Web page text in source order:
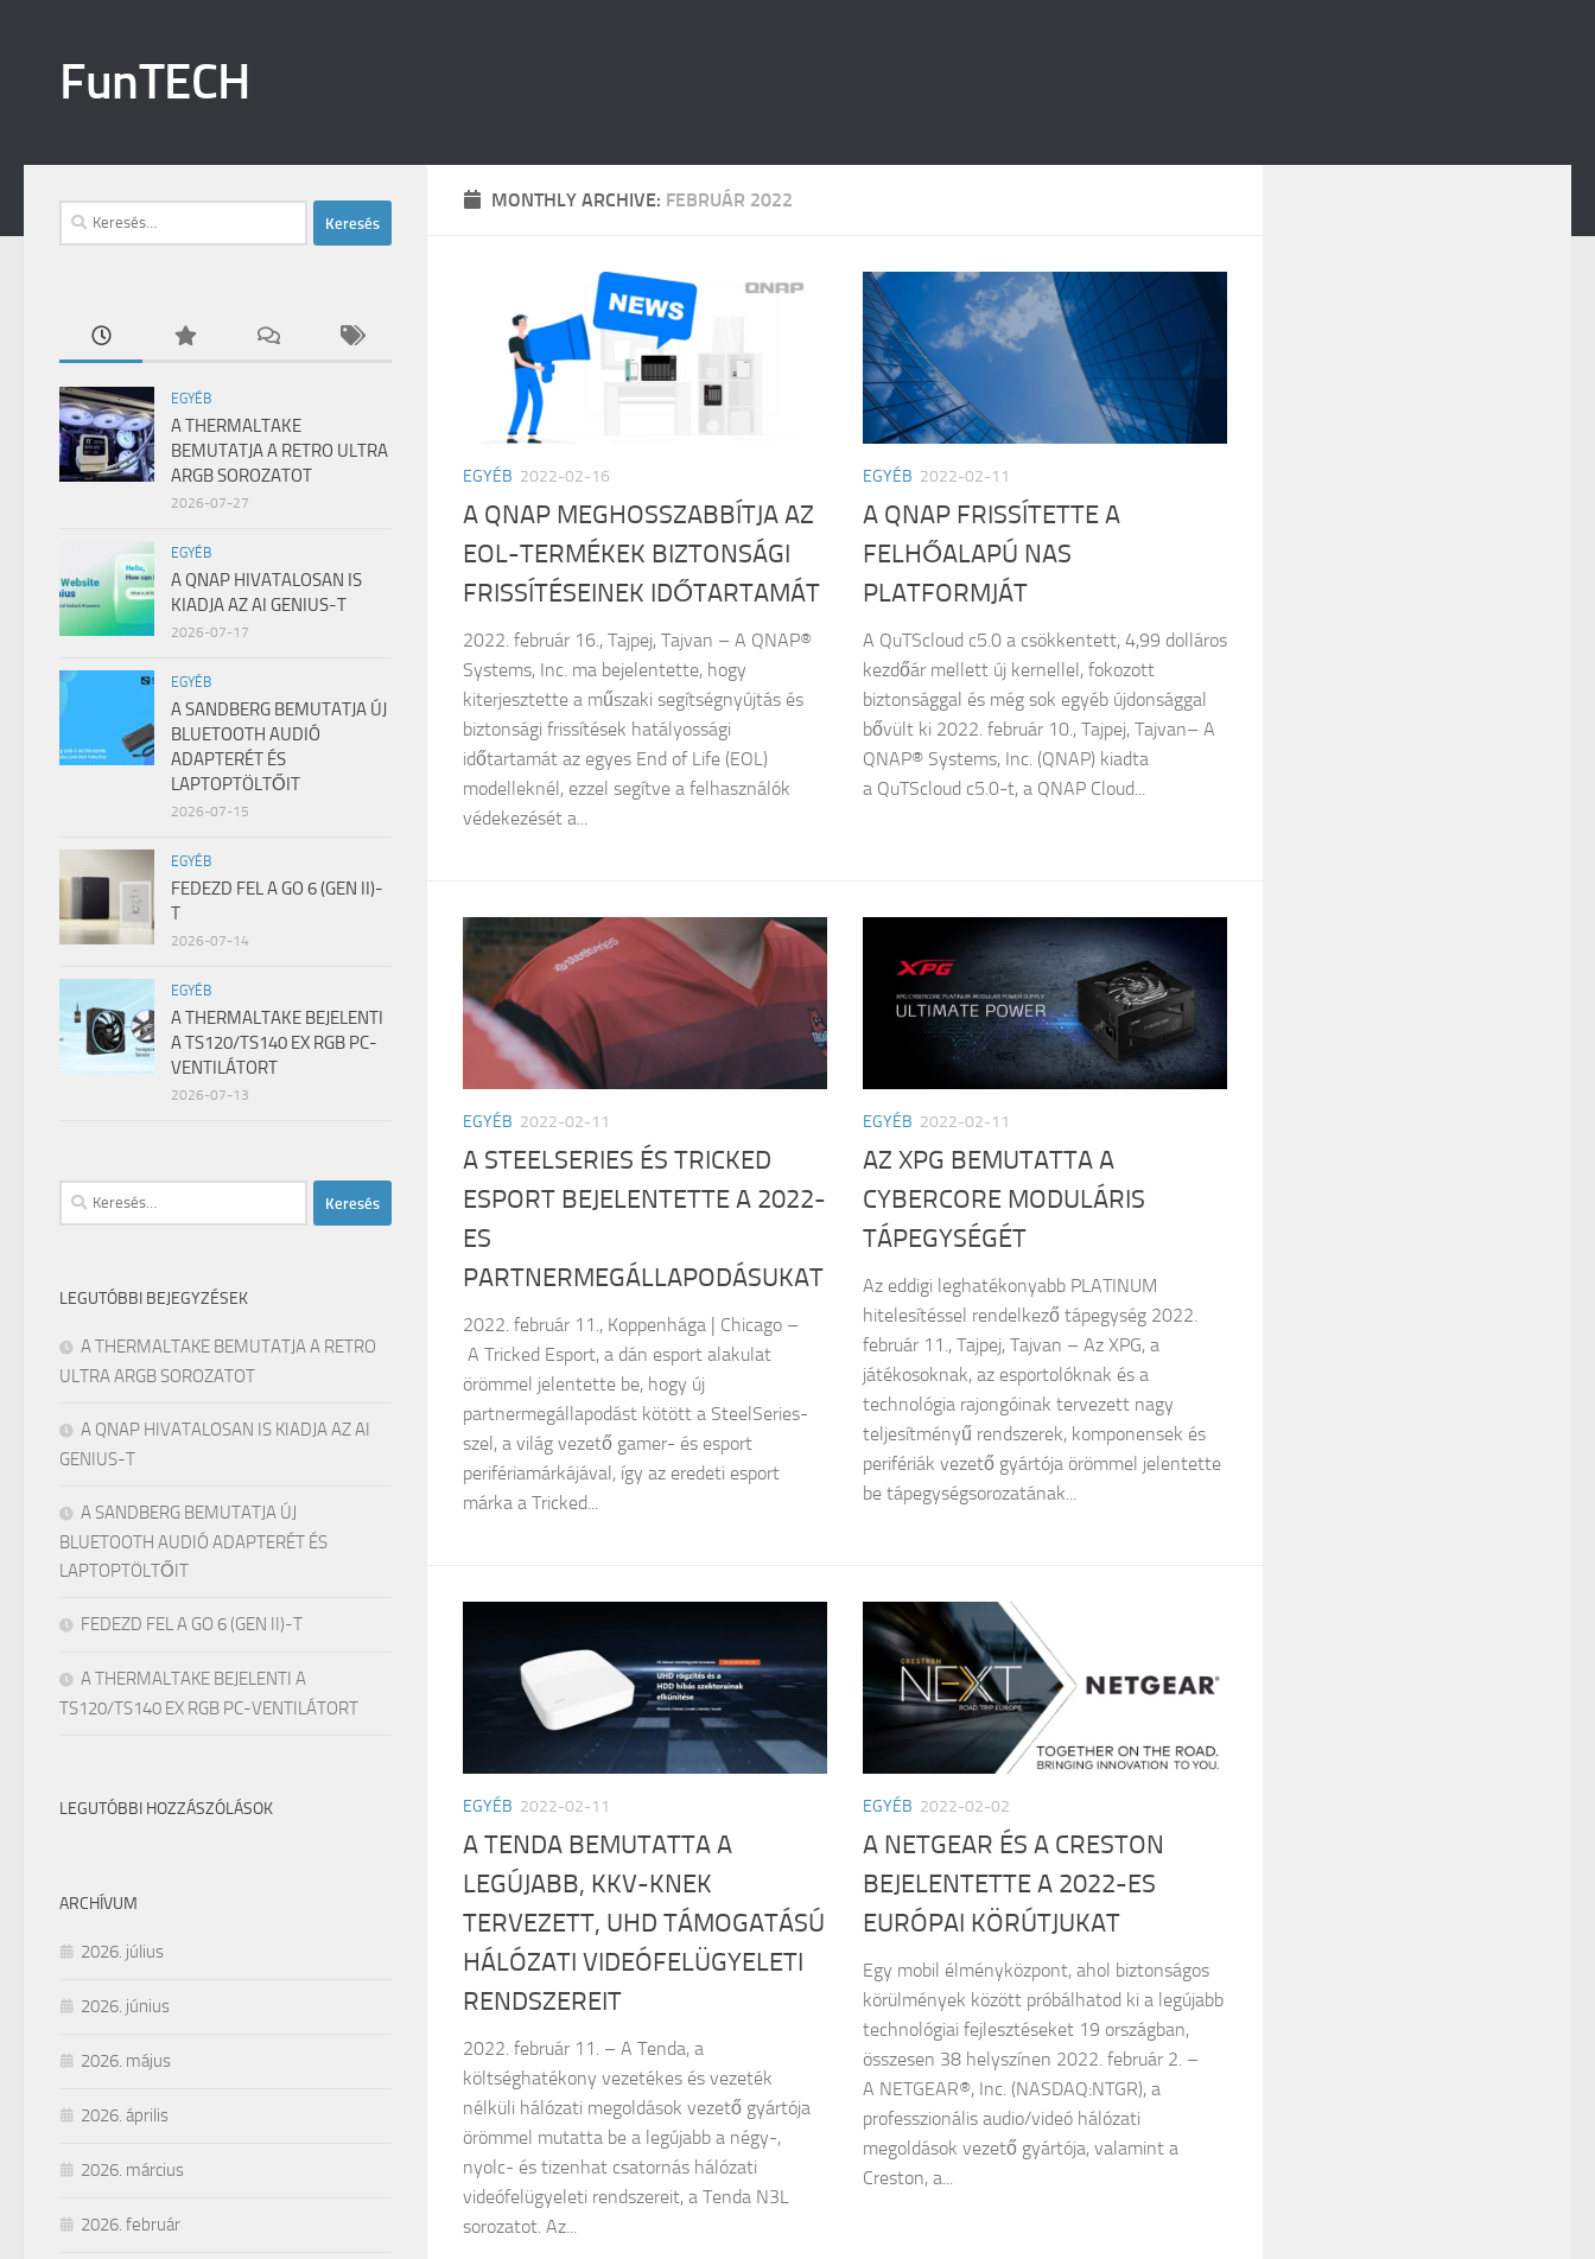
FunTECH
MONTHLY ARCHIVE: FEBRUÁR 2022
EGYÉB 2022-02-16
A QNAP MEGHOSSZABBÍTJA AZ
EOL-TERMÉKEK BIZTONSÁGI
FRISSÍTÉSEINEK IDŐTARTAMÁT
2022. február 16., Tajpej, Tajvan – A QNAP®
Systems, Inc. ma bejelentette, hogy
kiterjesztette a műszaki segítségnyújtás és
biztonsági frissítések hatályossági
időtartamát az egyes End of Life (EOL)
modelleknél, ezzel segítve a felhasználók
védekezését a...
EGYÉB 2022-02-11
A QNAP FRISSÍTETTE A
FELHŐALAPÚ NAS
PLATFORMJÁT
A QuTScloud c5.0 a csökkentett, 4,99 dolláros
kezdőár mellett új kernellel, fokozott
biztonsággal és még sok egyéb újdonsággal
bővült ki 2022. február 10., Tajpej, Tajvan– A
QNAP® Systems, Inc. (QNAP) kiadta
a QuTScloud c5.0-t, a QNAP Cloud...
EGYÉB 2022-02-11
A STEELSERIES ÉS TRICKED
ESPORT BEJELENTETTE A 2022-
ES
PARTNERMEGÁLLAPODÁSUKAT
2022. február 11., Koppenhága | Chicago –
A Tricked Esport, a dán esport alakulat
örömmel jelentette be, hogy új
partnermegállapodást kötött a SteelSeries-
szel, a világ vezető gamer- és esport
perifériamárkájával, így az eredeti esport
márka a Tricked...
EGYÉB 2022-02-11
AZ XPG BEMUTATTA A
CYBERCORE MODULÁRIS
TÁPEGYSÉGÉT
Az eddigi leghatékonyabb PLATINUM
hitelesítéssel rendelkező tápegység 2022.
február 11., Tajpej, Tajvan – Az XPG, a
játékosoknak, az esportolóknak és a
technológia rajongóinak tervezett nagy
teljesítményű rendszerek, komponensek és
perifériák vezető gyártója örömmel jelentette
be tápegységsorozatának...
EGYÉB 2022-02-11
A TENDA BEMUTATTA A
LEGÚJABB, KKV-KNEK
TERVEZETT, UHD TÁMOGATÁSÚ
HÁLÓZATI VIDEÓFELÜGYELETI
RENDSZEREIT
2022. február 11. – A Tenda, a
költséghatékony vezetékes és vezeték
nélküli hálózati megoldások vezető gyártója
örömmel mutatta be a legújabb a négy-,
nyolc- és tizenhat csatornás hálózati
videófelügyeleti rendszereit, a Tenda N3L
sorozatot. Az...
EGYÉB 2022-02-02
A NETGEAR ÉS A CRESTON
BEJELENTETTE A 2022-ES
EURÓPAI KÖRÚTJUKAT
Egy mobil élményközpont, ahol biztonságos
körülmények között próbálhatod ki a legújabb
technológiai fejlesztéseket 19 országban,
összesen 38 helyszínen 2022. február 2. –
A NETGEAR®, Inc. (NASDAQ:NTGR), a
professzionális audio/videó hálózati
megoldások vezető gyártója, valamint a
Creston, a...
Keresés:
EGYÉB
A THERMALTAKE
BEMUTATJA A RETRO ULTRA
ARGB SOROZATOT
2026-07-27
EGYÉB
A QNAP HIVATALOSAN IS
KIADJA AZ AI GENIUS-T
2026-07-17
EGYÉB
A SANDBERG BEMUTATJA ÚJ
BLUETOOTH AUDIÓ
ADAPTERÉT ÉS
LAPTOPTÖLTŐIT
2026-07-15
EGYÉB
FEDEZD FEL A GO 6 (GEN II)-
T
2026-07-14
EGYÉB
A THERMALTAKE BEJELENTI
A TS120/TS140 EX RGB PC-
VENTILÁTORT
2026-07-13
Keresés:
LEGUTÓBBI BEJEGYZÉSEK
A THERMALTAKE BEMUTATJA A RETRO
ULTRA ARGB SOROZATOT
A QNAP HIVATALOSAN IS KIADJA AZ AI
GENIUS-T
A SANDBERG BEMUTATJA ÚJ
BLUETOOTH AUDIÓ ADAPTERÉT ÉS
LAPTOPTÖLTŐIT
FEDEZD FEL A GO 6 (GEN II)-T
A THERMALTAKE BEJELENTI A
TS120/TS140 EX RGB PC-VENTILÁTORT
LEGUTÓBBI HOZZÁSZÓLÁSOK
ARCHÍVUM
2026. július
2026. június
2026. május
2026. április
2026. március
2026. február